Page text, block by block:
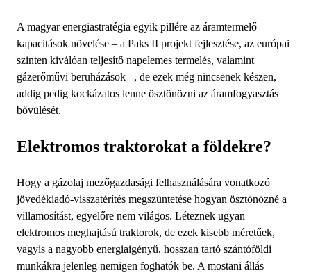
A magyar energiastratégia egyik pillére az áramtermelő
kapacitások növelése – a Paks II projekt fejlesztése, az európai
szinten kiválóan teljesítő napelemes termelés, valamint
gázerőművi beruházások –, de ezek még nincsenek készen,
addig pedig kockázatos lenne ösztönözni az áramfogyasztás
bővülését.
Elektromos traktorokat a földekre?
Hogy a gázolaj mezőgazdasági felhasználására vonatkozó
jövedékiadó-visszatérítés megszüntetése hogyan ösztönözné a
villamosítást, egyelőre nem világos. Léteznek ugyan
elektromos meghajtású traktorok, de ezek kisebb méretűek,
vagyis a nagyobb energiaigényű, hosszan tartó szántóföldi
munkákra jelenleg nemigen foghatók be. A mostani állás